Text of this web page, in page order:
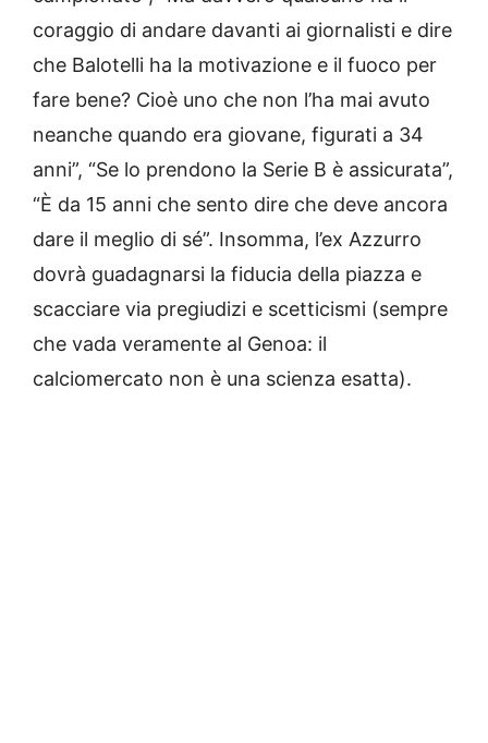
coraggio di andare davanti ai giornalisti e dire
che Balotelli ha la motivazione e il fuoco per
fare bene? Cioè uno che non l’ha mai avuto
neanche quando era giovane, figurati a 34
anni”, “Se lo prendono la Serie B è assicurata”,
“È da 15 anni che sento dire che deve ancora
dare il meglio di sé”. Insomma, l’ex Azzurro
dovrà guadagnarsi la fiducia della piazza e
scacciare via pregiudizi e scetticismi (sempre
che vada veramente al Genoa: il
calciomercato non è una scienza esatta).